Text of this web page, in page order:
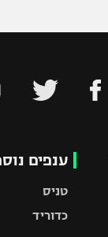
ענפים
טניס
כדוריד